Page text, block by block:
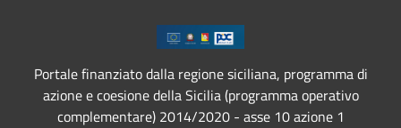
Portale finanziato dalla regione siciliana, programma di
azione e coesione della Sicilia (programma operativo
complementare) 2014/2020 - asse 10 azione 1